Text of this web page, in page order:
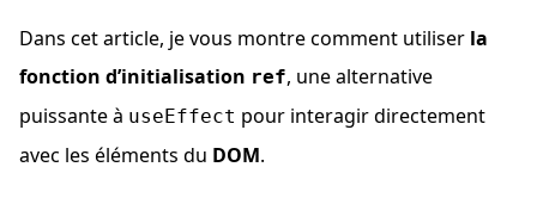
Dans cet article, je vous montre comment utiliser la
fonction d’initialisation ref, une alternative
puissante à useEffect pour interagir directement
avec les éléments du DOM.